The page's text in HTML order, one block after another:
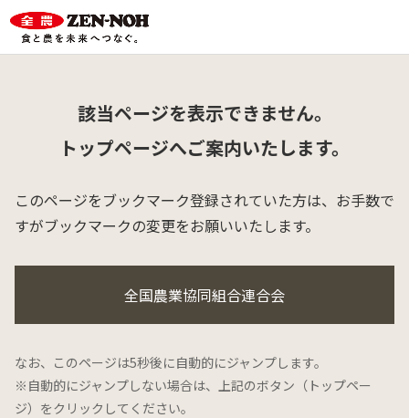
該当ページを表示できません。
トップページへご案内いたします。
このページをブックマーク登録されていた方は、 お手数で
すがブックマークの変更をお願いいたします。
全国農業協同組合連合会
なお、このページは5秒後に自動的にジャンプします。
※自動的にジャンプしない場合は、上記のボタン（トップペー
ジ）をクリックしてください。